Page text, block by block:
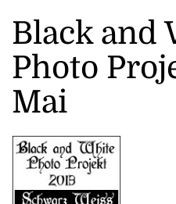
Black and
Photo
Mai